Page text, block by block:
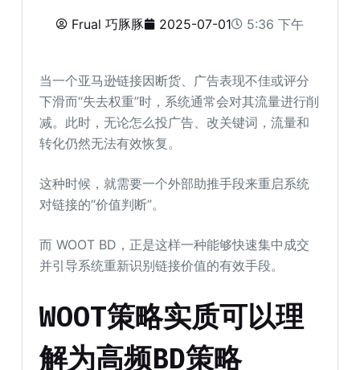
Frual 巧豚豚 2025-07-01 5:36 下午
当一个亚马逊链接因断货、广告表现不佳或评分
下滑而“失去权重”时，系统通常会对其流量进行削
减。此时，无论怎么投广告、改关键词，流量和
转化仍然无法有效恢复。
这种时候，就需要一个外部助推手段来重启系统
对链接的“价值判断”。
而 WOOT BD，正是这样一种能够快速集中成交
并引导系统重新识别链接价值的有效手段。
WOOT策略实质可以理
解为高频BD策略